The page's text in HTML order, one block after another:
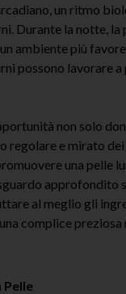
un ritmo
Durante la notte,
ambiente più
possono lavorare
non solo
regolare e mirato
una pelle
approfondito
al meglio gli
complice
Pelle